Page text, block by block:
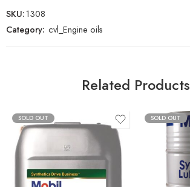
SKU:1308
Category: cvl_Engine oils
Related Products
SOLD OUT SOLD OUT